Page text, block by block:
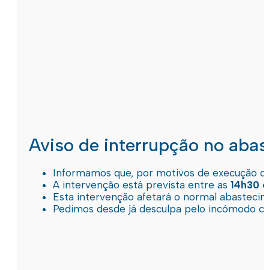
Aviso de interrupção no
Informamos que, por motivos de execução
A intervenção está prevista entre as 14h30
Esta intervenção afetará o normal
Pedimos desde já desculpa pelo incómodo